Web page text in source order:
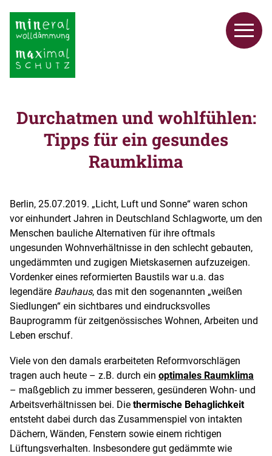
Durchatmen und wohlfühlen:
Tipps für ein gesundes
Raumklima
Berlin, 25.07.2019. „Licht, Luft und Sonne“ waren schon
vor einhundert Jahren in Deutschland Schlagworte, um den
Menschen bauliche Alternativen für ihre oftmals
ungesunden Wohnverhältnisse in den schlecht gebauten,
ungedämmten und zugigen Mietskasernen aufzuzeigen.
Vordenker eines reformierten Baustils war u.a. das
legendäre Bauhaus, das mit den sogenannten „weißen
Siedlungen“ ein sichtbares und eindrucksvolles
Bauprogramm für zeitgenössisches Wohnen, Arbeiten und
Leben erschuf.
Viele von den damals erarbeiteten Reformvorschlägen
tragen auch heute – z.B. durch ein optimales Raumklima
– maßgeblich zu immer besseren, gesünderen Wohn- und
Arbeitsverhältnissen bei. Die thermische Behaglichkeit
entsteht dabei durch das Zusammenspiel von intakten
Dächern, Wänden, Fenstern sowie einem richtigen
Lüftungsverhalten. Insbesondere gut gedämmte wie